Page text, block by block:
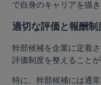
で自身のキャリアを描き
適切な評価と報酬制
幹部候補を企業に定着
評価制度を整えることが
特に、幹部候補には通